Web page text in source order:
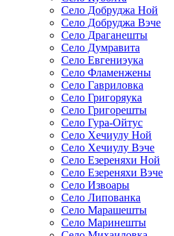
Село Добруджа Ной
Село Добруджа Вэче
Село Драганешты
Село Думравита
Село Евгениэука
Село Фламенжены
Село Гавриловка
Село Григоряука
Село Григорешты
Село Гура-Ойтус
Село Хечиулу Ной
Село Хечиулу Вэче
Село Езереняхи Ной
Село Езереняхи Вэче
Село Извоары
Село Липованка
Село Марашешты
Село Маринешты